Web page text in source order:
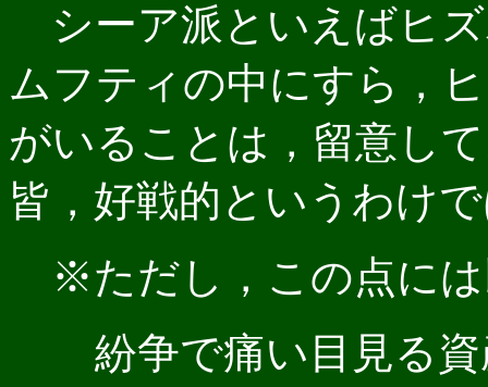
シーア派といえばヒ
ムフティの中にすら，
がいることは，留意し
皆，好戦的というわけ
※ただし，この点には
紛争で痛い目見る